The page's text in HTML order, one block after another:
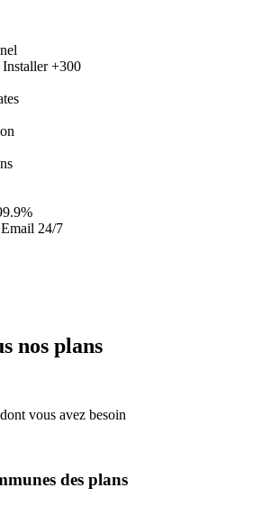
+300
24/7
nos plans
vous avez besoin
des plans